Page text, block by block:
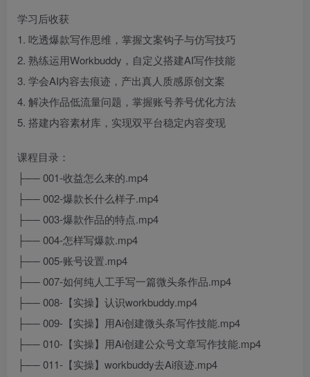
学习后收获
1. 吃透爆款写作思维，掌握文案钩子与仿写技巧
2. 熟练运用Workbuddy，自定义搭建AI写作技能
3. 学会AI内容去痕迹，产出真人质感原创文案
4. 解决作品低流量问题，掌握账号养号优化方法
5. 搭建内容素材库，实现双平台稳定内容变现
课程目录：
├── 001-收益怎么来的.mp4
├── 002-爆款长什么样子.mp4
├── 003-爆款作品的特点.mp4
├── 004-怎样写爆款.mp4
├── 005-账号设置.mp4
├── 007-如何纯人工手写一篇微头条作品.mp4
├── 008-【实操】认识workbuddy.mp4
├── 009-【实操】用Ai创建微头条写作技能.mp4
├── 010-【实操】用Ai创建公众号文章写作技能.mp4
├── 011-【实操】workbuddy去Ai痕迹.mp4